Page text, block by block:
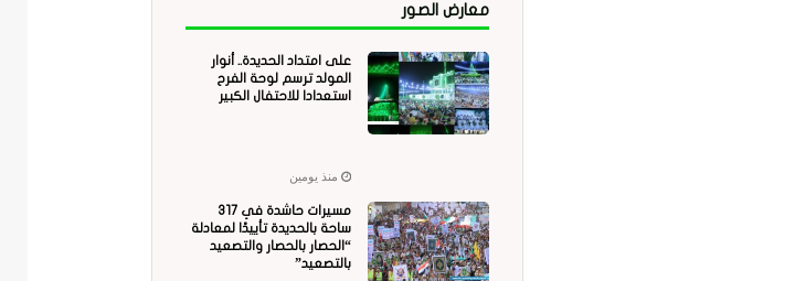
معارض الصور
على امتداد الحديدة.. أنوار
المولد ترسم لوحة الفرح
استعدادا للاحتفال الكبير
منذ يومين
مسيرات حاشدة في 317
ساحة بالحديدة تأييدًا لمعادلة
“الحصار بالحصار والتصعيد
بالتصعيد”